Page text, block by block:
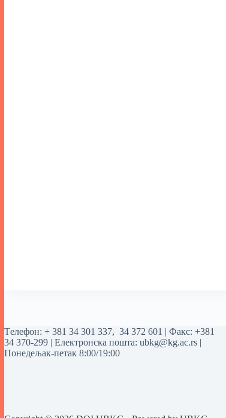
Tелефон: + 381 34 301 337, 34 372 601 | Факс: +381
34 370-299 | Електронска пошта: ubkg@kg.ac.rs |
Понедељак-петак 8:00/19:00